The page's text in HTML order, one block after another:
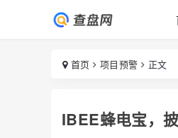
首页 项目预警 正文
IBEE蜂电宝，